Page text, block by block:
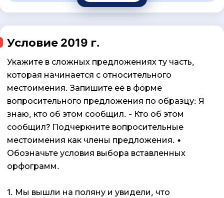
Условие 2019 г.
Укажите в сложных предложениях ту часть,
которая начинается с относительного
местоимения. Запишите её в форме
вопросительного предложения по образцу: Я
знаю, кто об этом сообщил. - Кто об этом
сообщил? Подчеркните вопросительные
местоимения как члены предложения. •
Обозначьте условия выбора вставленных
орфограмм.
1. Мы вышли на поляну и увидели, что